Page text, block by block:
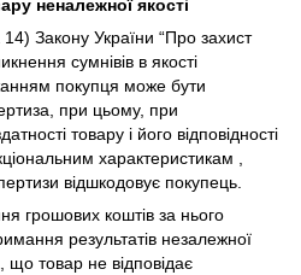
неналежної якості
14) Закону України “Про захист
сумнівів в якості
покупця може бути
при цьому, при
товару і його відповідності
характеристикам ,
відшкодовує покупець.
грошових коштів за нього
результатів незалежної
що товар не відповідає